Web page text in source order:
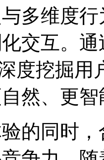
多维度
交互。
度挖掘
然、更智
的同时